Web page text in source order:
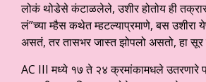
लोकं थोडेसे कंटाळलेले, उशीर होतोय ही
लं”च्या म्हैस कथेत म्हटल्याप्रमाणे, बस
असतं, तर तासभर जास्त झोपलो असतो, हा सूर
AC III मध्ये १७ ते २४ क्रमांकामधले उतरणारे